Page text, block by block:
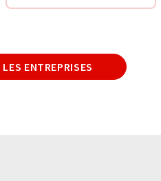
ENTREPRISES